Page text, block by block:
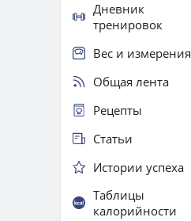
Дневник
тренировок
Вес и измерения
Общая лента
Рецепты
Статьи
Истории успеха
Таблицы
калорийности